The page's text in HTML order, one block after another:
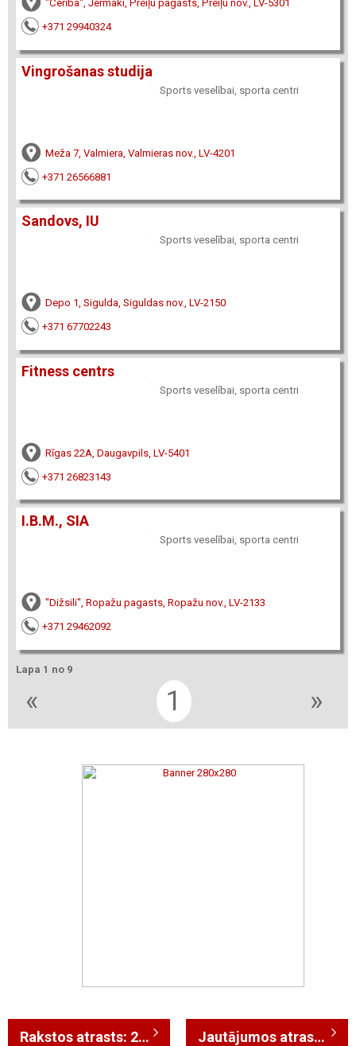
"Cerība", Jermaki, Preiļu pagasts, Preiļu nov., LV-5301
+371 29940324
Vingrošanas studija
Sports veselībai, sporta centri
Meža 7, Valmiera, Valmieras nov., LV-4201
+371 26566881
Sandovs, IU
Sports veselībai, sporta centri
Depo 1, Sigulda, Siguldas nov., LV-2150
+371 67702243
Fitness centrs
Sports veselībai, sporta centri
Rīgas 22A, Daugavpils, LV-5401
+371 26823143
I.B.M., SIA
Sports veselībai, sporta centri
"Dižsili", Ropažu pagasts, Ropažu nov., LV-2133
+371 29462092
Lapa 1 no 9
« 1 »
Rakstos atrasts: 266 Jautājumos atrasts: 51